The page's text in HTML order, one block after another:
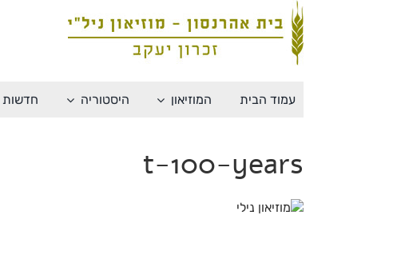
עמוד הבית המוזיאון היסטוריה חדשות
t-100-years